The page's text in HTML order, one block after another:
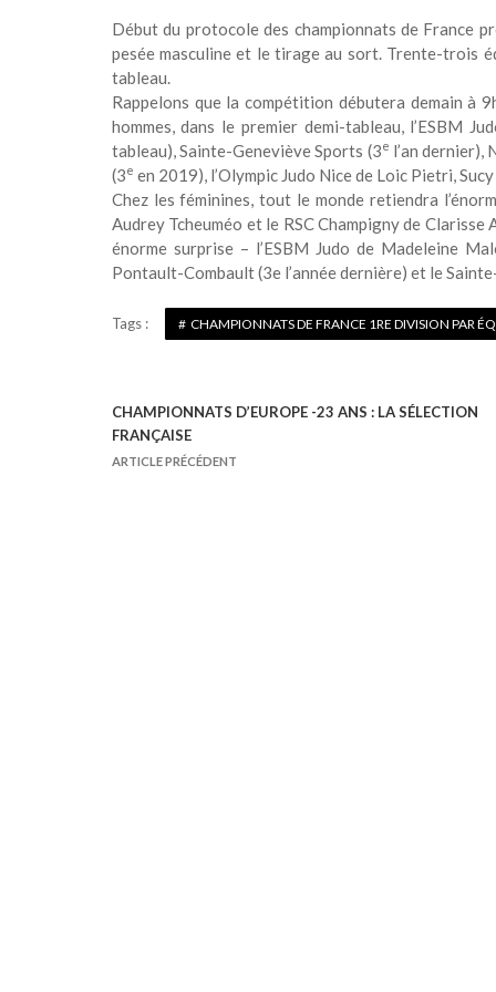
Début du protocole des championnats de France
pesée masculine et le tirage au sort. Trente-trois
tableau.
Rappelons que la compétition débutera demain à
hommes, dans le premier demi-tableau, l’ESBM
tableau), Sainte-Geneviève Sports (3e l’an dernier),
(3e en 2019), l’Olympic Judo Nice de Loic Pietri,
Chez les féminines, tout le monde retiendra
Audrey Tcheuméo et le RSC Champigny de
énorme surprise – l’ESBM Judo de Madeleine
Pontault-Combault (3el’année dernière) et le
Tags : CHAMPIONNATS DE FRANCE 1RE DIVISION PAR
N
a
CHAMPIONNATS D’EUROPE -23 ANS : LA SÉLECTION
FRANÇAISE
ARTICLE PRÉCÉDENT